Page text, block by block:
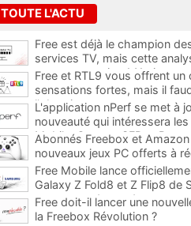
TOUTE L'ACTU
Free est déjà le champion
services TV, mais cette
encore au moins 141 ajouts
Free et RTL9 vous offrent un
sensations fortes, mais il
l'obtenir
L'application nPerf se met à
nouveauté qui intéressera
Mobile, Orange, SFR et
Abonnés Freebox et
nouveaux jeux PC offerts à
Free Mobile lance
Galaxy Z Fold8 et Z Flip8 de
promos et des cadeaux
Free doit-il lancer une
la Freebox Révolution ?